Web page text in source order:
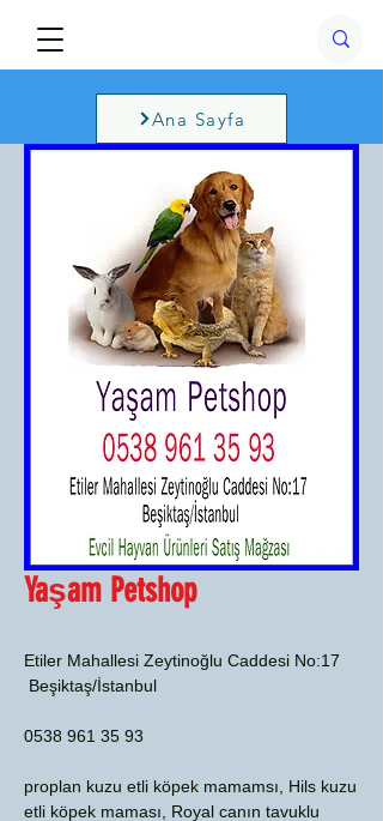
Ana Sayfa
Yaşam Petshop
Etiler Mahallesi Zeytinoğlu Caddesi No:17
Beşiktaş/İstanbul
0538 961 35 93
proplan kuzu etli köpek mamamsı, Hils kuzu
etli köpek maması, Royal canın tavuklu